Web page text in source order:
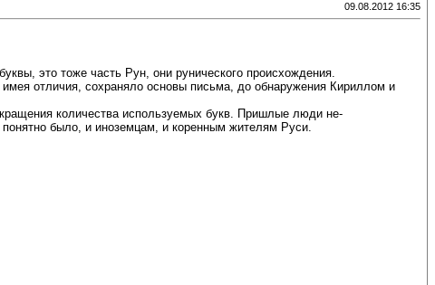
09.08.2012 16:35
это тоже часть Рун, они рунического происхождения.
отличия, сохраняло основы письма, до обнаружения Кириллом и
количества используемых букв. Пришлые люди не-
было, и иноземцам, и коренным жителям Руси.